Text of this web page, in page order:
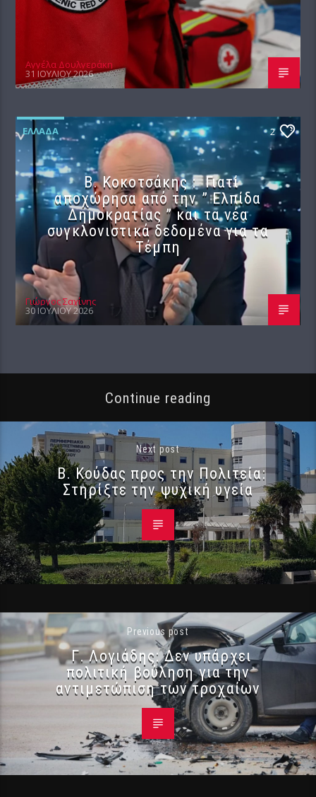
Αγγέλα Δουλγεράκη
31 ΙΟΥΛΊΟΥ 2026
ΕΛΛΆΔΑ 2
Β. Κοκοτσάκης : Γιατί
αποχώρησα από την ” Ελπίδα
Δημοκρατίας ” και τα νέα
συγκλονιστικά δεδομένα για τα
Τέμπη
Γιώργος Σαχίνης
30 ΙΟΥΛΊΟΥ 2026
Continue reading
Next post
Β. Κούδας προς την Πολιτεία:
Στηρίξτε την ψυχική υγεία
Previous post
Γ. Λογιάδης: Δεν υπάρχει
πολιτική βούληση για την
αντιμετώπιση των τροχαίων